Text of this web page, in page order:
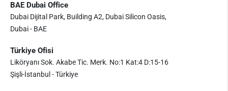
BAE Dubai Office
Dubai Dijital Park, Building A2, Dubai Silicon Oasis,
Dubai - BAE
Türkiye Ofisi
Liköryanı Sok. Akabe Tic. Merk. No:1 Kat:4 D:15-16
Şişli-İstanbul - Türkiye